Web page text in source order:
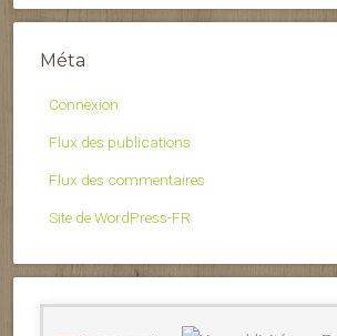
Méta
Connexion
Flux des publications
Flux des commentaires
Site de WordPress-FR